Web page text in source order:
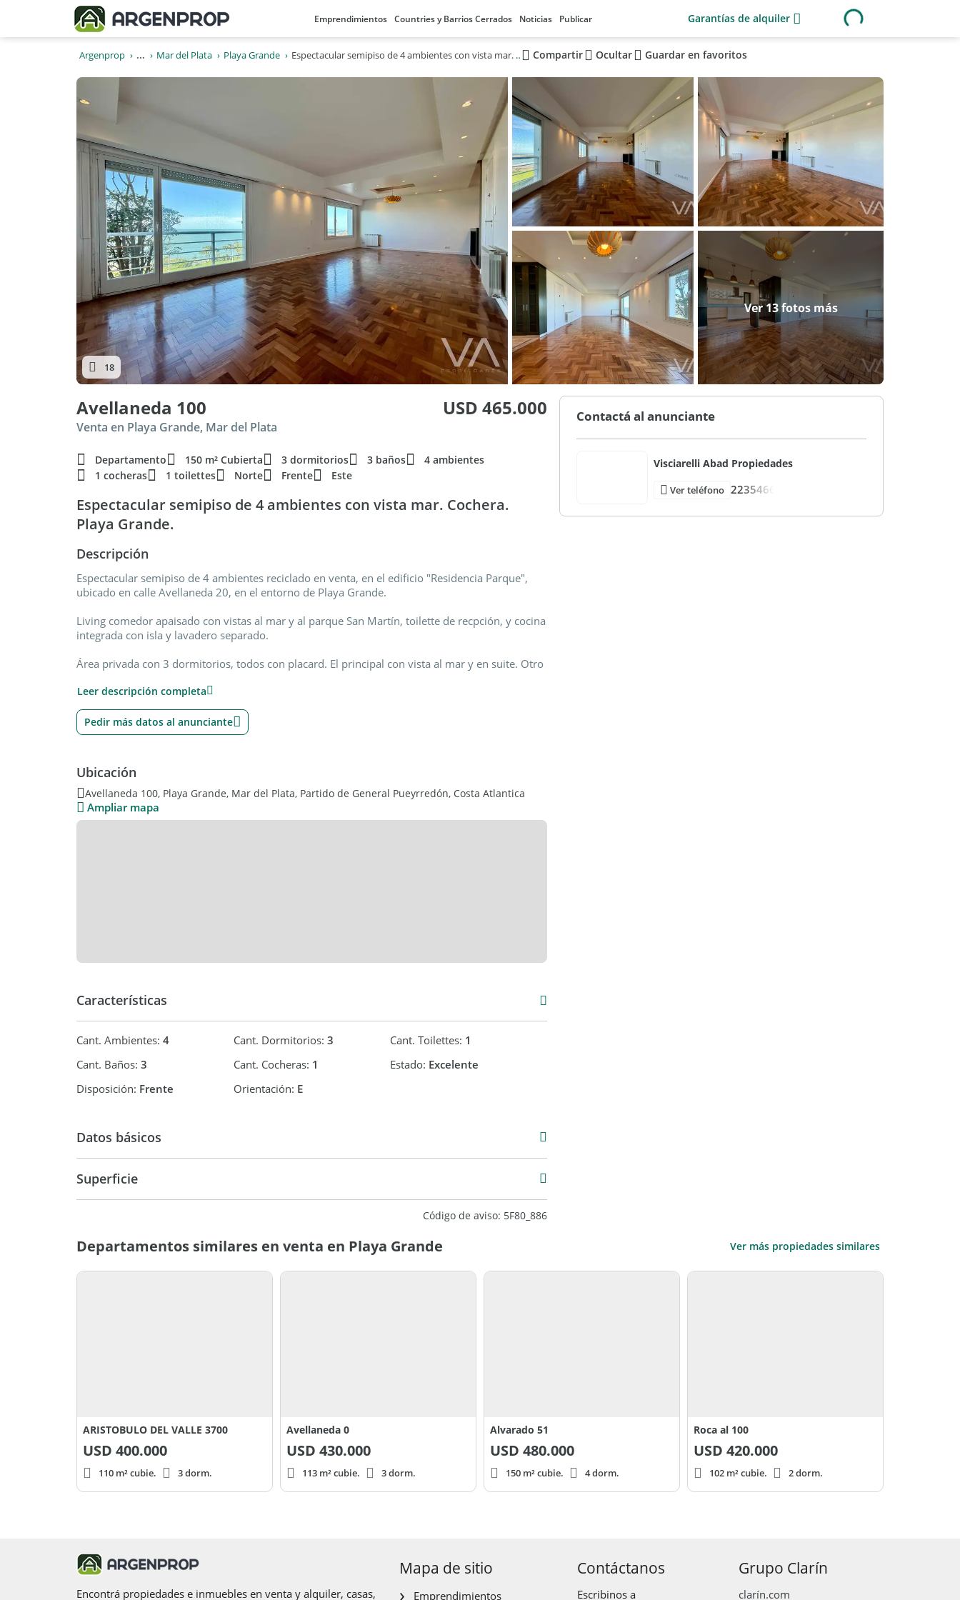
Emprendimientos Countries y Barrios Cerrados Noticias Publicar Garantías de alquiler
Argenprop ... Mar del Plata Playa Grande Espectacular semipiso de 4 ambientes con vista mar. Cochera. Playa Grande. Compartir Ocultar Guardar en favoritos
Ver 13 fotos más
18
Avellaneda 100 USD 465.000
Venta en Playa Grande, Mar del Plata
Departamento 150 m² Cubierta 3 dormitorios 3 baños
4 ambientes
1 cocheras
1 toilettes Norte Frente Este
Espectacular semipiso de 4 ambientes con vista mar. Cochera.
Playa Grande.
Descripción
Espectacular semipiso de 4 ambientes reciclado en venta, en el edificio "Residencia Parque",
ubicado en calle Avellaneda 20, en el entorno de Playa Grande.
Living comedor apaisado con vistas al mar y al parque San Martín, toilette de recpción, y cocina
integrada con isla y lavadero separado.
Área privada con 3 dormitorios, todos con placard. El principal con vista al mar y en suite. Otro
Dependencia de servicio con baño.
Calefacción por radiadores. Aberturas con DVH.
Cochera fija y cubierta para un vehículo. Baulera.
Su valor, USD 465.000.-
¡Consultenos! Visciarelli Abad Propiedades / / .
Leer descripción completa
Pedir más datos al anunciante
Ubicación
Avellaneda 100, Playa Grande, Mar del Plata, Partido de General Pueyrredón, Costa Atlantica
Ampliar mapa
Características
Cant. Ambientes: 4 Cant. Dormitorios: 3 Cant. Toilettes: 1
Cant. Baños: 3 Cant. Cocheras: 1 Estado: Excelente
Disposición: Frente Orientación: E
Datos básicos
Superficie
Código de aviso: 5F80_886
Contactá al anunciante
Visciarelli Abad Propiedades
Ver teléfono 2235466
Departamentos similares en venta en Playa Grande Ver más propiedades similares
ARISTOBULO DEL VALLE 3700
USD 400.000
110 m² cubie. 3 dorm.
Avellaneda 0
USD 430.000
113 m² cubie. 3 dorm.
Alvarado 51
USD 480.000
150 m² cubie. 4 dorm.
Roca al 100
USD 420.000
102 m² cubie. 2 dorm.
Encontrá propiedades e inmuebles en venta y alquiler, casas,
Mapa de sitio
Emprendimientos
Contáctanos
Escribinos a
Grupo Clarín
clarín.com